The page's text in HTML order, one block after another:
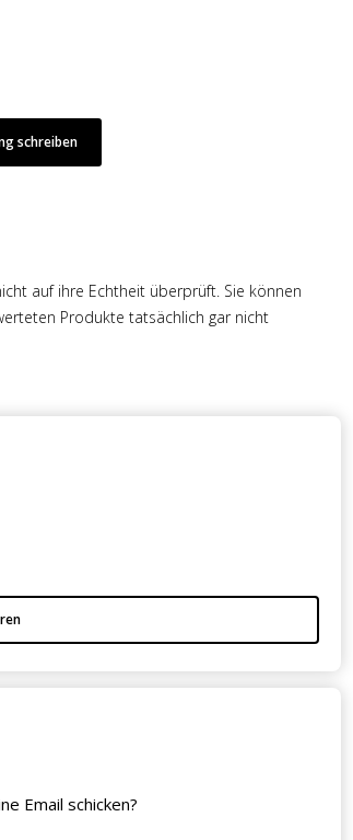
schreiben
auf ihre Echtheit überprüft. Sie können
Produkte tatsächlich gar nicht
Email schicken?